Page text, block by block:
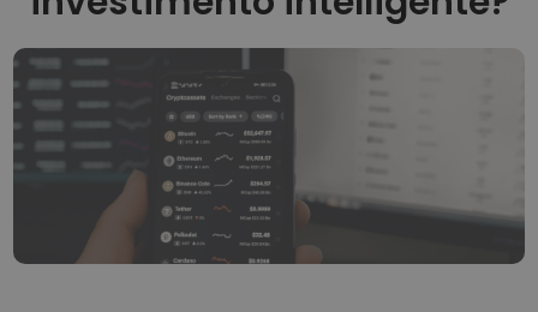
...oggi il valore sarebbe
Portafogli intelligenti
Wallet Kriptomat
Un wallet di criptovalute semplice e sicuro
Scoperta investimenti
Trova la tua strategia crypto
KriptoEarn
Guadagna premi sulle tue criptovalute